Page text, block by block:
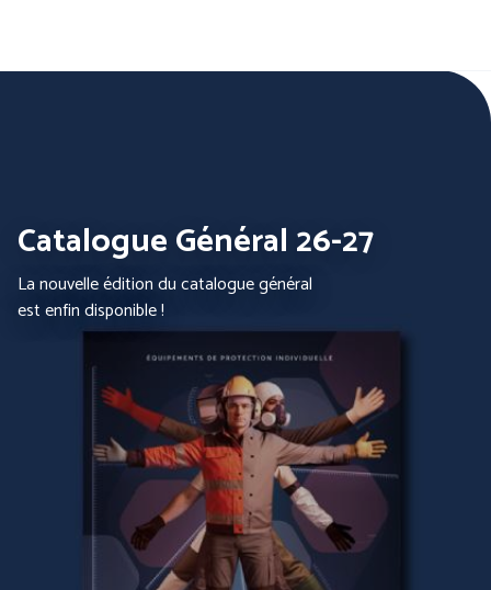
contenu
PROTECTION DE LA
PROTECTION DES MAINS
Catalogue Général 26-27
La nouvelle édition du catalogue général
est enfin disponible !